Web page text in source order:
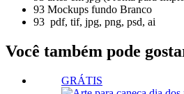
93 Mockups fundo Branco
93 pdf, tif, jpg, png, psd, ai
Você também pode
GRÁTIS